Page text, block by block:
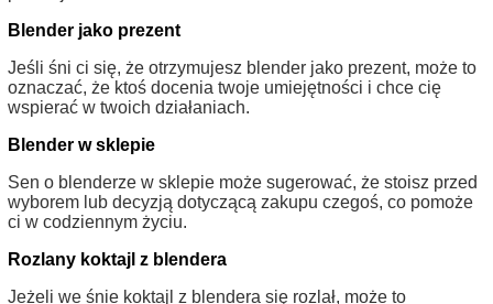
Blender jako prezent
Jeśli śni ci się, że otrzymujesz blender jako prezent, może to
oznaczać, że ktoś docenia twoje umiejętności i chce cię
wspierać w twoich działaniach.
Blender w sklepie
Sen o blenderze w sklepie może sugerować, że stoisz przed
wyborem lub decyzją dotyczącą zakupu czegoś, co pomoże
ci w codziennym życiu.
Rozlany koktajl z blendera
Jeżeli we śnie koktajl z blendera się rozlał, może to